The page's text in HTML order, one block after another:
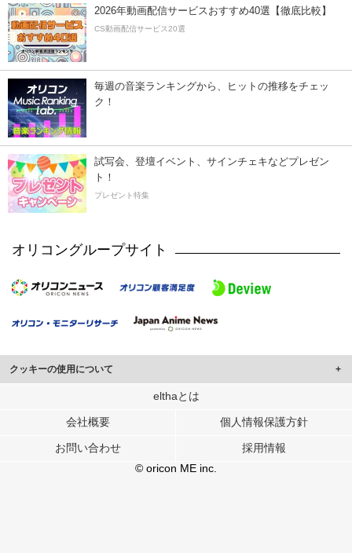
2026年動画配信サービスおすすめ40選【徹底比較】
CS動画配信サービス20選
毎週の音楽ランキングから、ヒットの推移をチェッ
ク！
試写会、登壇イベント、サインチェキなどプレゼン
ト！
プレゼント特集
オリコングループサイト
クッキーの使用について
このサイトでは Cookie を使用して、ユーザーに合わせたコンテンツや広告の
行っています。
メディアや広告配信、データ解析の各パートナーに提供しています。
各パートナーは、この情報とユーザーが各パートナーに提供した他の情報や、
ユーザーが各パートナーのサービスを使用したときに収集した他の情報を組み
elthaとは
会社概要 個人情報保護方針
お問い合わせ
採用情報
© oricon ME inc.